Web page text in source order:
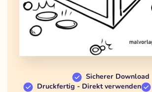
Sicherer Download
Druckfertig - Direkt verwenden